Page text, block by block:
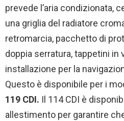
prevede l’aria condizionata,
una griglia del radiatore
retromarcia, pacchetto di
doppia serratura, tappetini in
installazione per la
Questo è disponibile per i
119 CDI. Il 114 CDI è
allestimento per garantire